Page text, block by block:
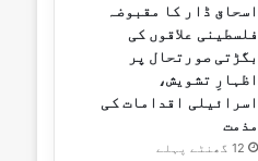
اسحاق ڈار کا مقبوضہ
فلسطینی علاقوں کی
بگڑتی صورتحال پر
اظہارِ تشویش،
اسرائیلی اقدامات کی
مذمت
12 گھنٹے پہلے